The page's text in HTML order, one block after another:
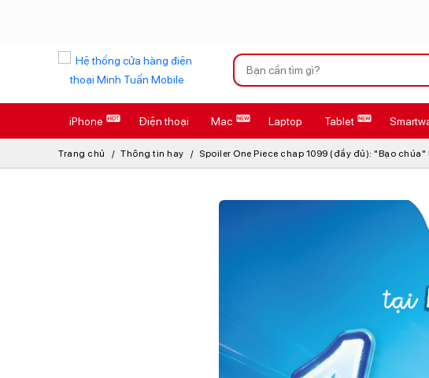
Xu hướng tìm kiếm
iPhone 17 Pro Max
AirTag 2 Mới
AirPods 4
iPhone Điện thoại Mac Laptop Tablet
Trang chủ Thông tin hay Spoiler One Piece chap 1099 (đầy đủ): "Bạo chúa"